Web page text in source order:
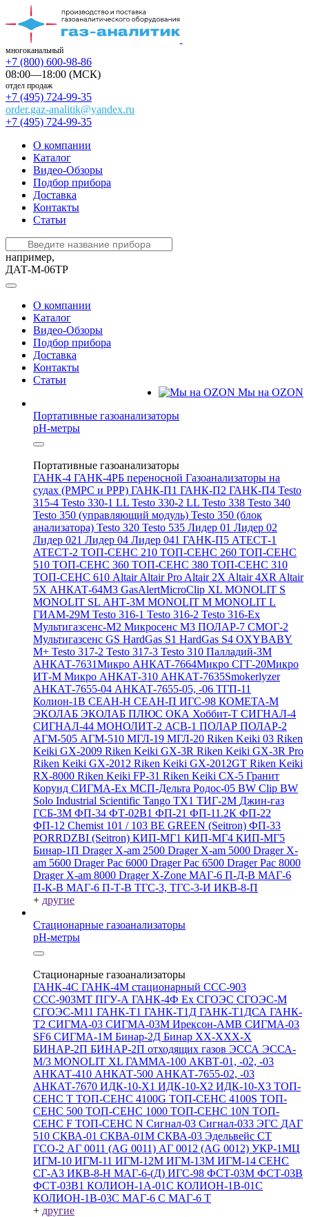
многоканальный
+7 (800) 600-98-86
08:00—18:00 (МСК)
отдел продаж
+7 (495) 724-99-35
order.gaz-analitik@yandex.ru
+7 (495) 724-99-35
О компании
Каталог
Видео-Обзоры
Подбор прибора
Доставка
Контакты
Статьи
например,
ДАТ-М-06ТР
О компании
Каталог
Видео-Обзоры
Подбор прибора
Доставка
Контакты
Статьи
Мы на OZON
Портативные газоанализаторы
pH-метры
Портативные газоанализаторы
ГАНК-4 ГАНК-4РБ переносной Газоанализаторы на
судах (РМРС и РРР) ГАНК-П1 ГАНК-П2 ГАНК-П4 Testo
315-4 Testo 330-1 LL Testo 330-2 LL Testo 338 Testo 340
Testo 350 (управляющий модуль) Testo 350 (блок
анализатора) Testo 320 Testo 535 Лидер 01 Лидер 02
Лидер 021 Лидер 04 Лидер 041 ГАНК-П5 АТЕСТ-1
АТЕСТ-2 ТОП-СЕНС 210 ТОП-СЕНС 260 ТОП-СЕНС
510 ТОП-СЕНС 360 ТОП-СЕНС 380 ТОП-СЕНС 310
ТОП-СЕНС 610 AltairAltair Pro Altair 2X Altair 4XR Altair
5X АНКАТ-64М3 GasAlertMicroClip XL MONOLIT S
MONOLIT SL АНТ-3М MONOLIT M MONOLIT L
ГИАМ-29М Testo 316-1 Testo 316-2 Testo 316-Ex
Мультигазсенс-М2 Микросенс М3 ПОЛАР-7 СМОГ-2
Мультигазсенс GS HardGas S1 HardGas S4 OXYBABY
M+ Testo 317-2 Testo 317-3 Testo 310 Палладий-3М
АНКАТ-7631Микро АНКАТ-7664Микро СГГ-20Микро
ИТ-М Микро АНКАТ-310 АНКАТ-7635Smokerlyzer
АНКАТ-7655-04 АНКАТ-7655-05, -06 ТГП-11
Колион-1В СЕАН-Н СЕАН-П ИГС-98 КОМЕТА-М
ЭКОЛАБ ЭКОЛАБ ПЛЮС ОКА Хоббит-Т СИГНАЛ-4
СИГНАЛ-44 МОНОЛИТ-2 АСВ-1 ПОЛАР ПОЛАР-2
АГМ-505 АГМ-510 МГЛ-19 МГЛ-20 Riken Keiki 03 Riken
Keiki GX-2009 Riken Keiki GX-3R Riken Keiki GX-3R Pro
Riken Keiki GX-2012 Riken Keiki GX-2012GT Riken Keiki
RX-8000 Riken Keiki FP-31 Riken Keiki CX-5 Гранит
Корунд СИГМА-Ех МСП-Дельта Родос-05 BW Clip BW
Solo Industrial Scientific Tango TX1 ТИГ-2М Джин-газ
ГСБ-3М ФП-34 ФТ-02В1 ФП-21 ФП-11.2К ФП-22
ФП-12 Chemist 101 / 103 BE GREEN (Seitron) ФП-33
PORRDZBI (Seitron) КИП-МГ1 КИП-МГ4 КИП-МГ5
Бинар-1П Drager X-am 2500 Drager X-am 5000 Drager X-
am 5600 Drager Pac 6000 Drager Pac 6500 Drager Pac 8000
Drager X-am 8000 Drager X-Zone МАГ-6 П-Д-В МАГ-6
П-К-В МАГ-6 П-Т-В ТГС-3, ТГС-3-И ИКВ-8-П
+ другие
Стационарные газоанализаторы
pH-метры
Стационарные газоанализаторы
ГАНК-4С ГАНК-4М стационарный ССС-903
ССС-903МТ ПГУ-А ГАНК-4Ф Ex СГОЭС СГОЭС-М
СГОЭС-М11 ГАНК-Т1 ГАНК-Т1Д ГАНК-Т1ДСА ГАНК-
Т2 СИГМА-03 СИГМА-03М Ирексон-АМВ СИГМА-03
SF6 СИГМА-1М Бинар-2Д Бинар ХХ-ХХХ-Х
БИНАР-2П БИНАР-2П отходящих газов ЭССА ЭССА-
М/3 MONOLIT XL ГАММА-100 АКВТ-01, -02, -03
АНКАТ-410 АНКАТ-500 АНКАТ-7655-02, -03
АНКАТ-7670 ИДК-10-Х1 ИДК-10-Х2 ИДК-10-Х3 ТОП-
СЕНС Т ТОП-СЕНС 4100G ТОП-СЕНС 4100S ТОП-
СЕНС 500 ТОП-СЕНС 1000 ТОП-СЕНС 10N ТОП-
СЕНС F ТОП-СЕНС N Сигнал-03 Сигнал-033 ЭГС ДАГ
510 СКВА-01 СКВА-01М СКВА-03 Эдельвейс СТ
ГСО-2 АГ 0011 (AG 0011) АГ 0012 (AG 0012) УКР-1МЦ
ИГМ-10 ИГМ-11 ИГМ-12М ИГМ-13М ИГМ-14 СЕНС
СГ-А3 ИКВ-8-Н МАГ-6-(Д) ИГС-98 ФСТ-03М ФСТ-03В
ФСТ-03В1 КОЛИОН-1А-01С КОЛИОН-1В-01С
КОЛИОН-1В-03С МАГ-6 С МАГ-6 Т
+ другие